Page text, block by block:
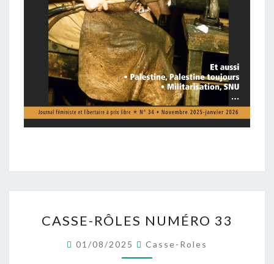
RÔLES
NUMÉRO
33
CASSE-RÔLES NUMÉRO 33
01/08/2025 Casse-Roles